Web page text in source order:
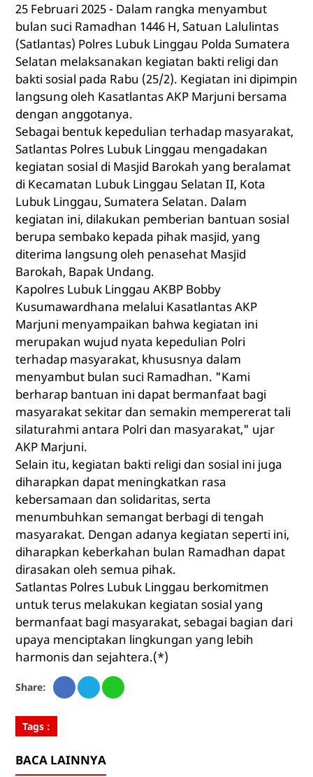
25 Februari 2025 - Dalam rangka menyambut
bulan suci Ramadhan 1446 H, Satuan Lalulintas
(Satlantas) Polres Lubuk Linggau Polda Sumatera
Selatan melaksanakan kegiatan bakti religi dan
bakti sosial pada Rabu (25/2). Kegiatan ini dipimpin
langsung oleh Kasatlantas AKP Marjuni bersama
dengan anggotanya.
Sebagai bentuk kepedulian terhadap masyarakat,
Satlantas Polres Lubuk Linggau mengadakan
kegiatan sosial di Masjid Barokah yang beralamat
di Kecamatan Lubuk Linggau Selatan II, Kota
Lubuk Linggau, Sumatera Selatan. Dalam
kegiatan ini, dilakukan pemberian bantuan sosial
berupa sembako kepada pihak masjid, yang
diterima langsung oleh penasehat Masjid
Barokah, Bapak Undang.
Kapolres Lubuk Linggau AKBP Bobby
Kusumawardhana melalui Kasatlantas AKP
Marjuni menyampaikan bahwa kegiatan ini
merupakan wujud nyata kepedulian Polri
terhadap masyarakat, khususnya dalam
menyambut bulan suci Ramadhan. "Kami
berharap bantuan ini dapat bermanfaat bagi
masyarakat sekitar dan semakin mempererat tali
silaturahmi antara Polri dan masyarakat," ujar
AKP Marjuni.
Selain itu, kegiatan bakti religi dan sosial ini juga
diharapkan dapat meningkatkan rasa
kebersamaan dan solidaritas, serta
menumbuhkan semangat berbagi di tengah
masyarakat. Dengan adanya kegiatan seperti ini,
diharapkan keberkahan bulan Ramadhan dapat
dirasakan oleh semua pihak.
Satlantas Polres Lubuk Linggau berkomitmen
untuk terus melakukan kegiatan sosial yang
bermanfaat bagi masyarakat, sebagai bagian dari
upaya menciptakan lingkungan yang lebih
harmonis dan sejahtera.(*)
Share:
Tags :
BACA LAINNYA